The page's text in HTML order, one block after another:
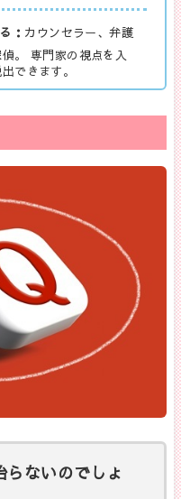
： カウンセラー、弁護
。 専門家の視点を入
できます。
ないのでしょ